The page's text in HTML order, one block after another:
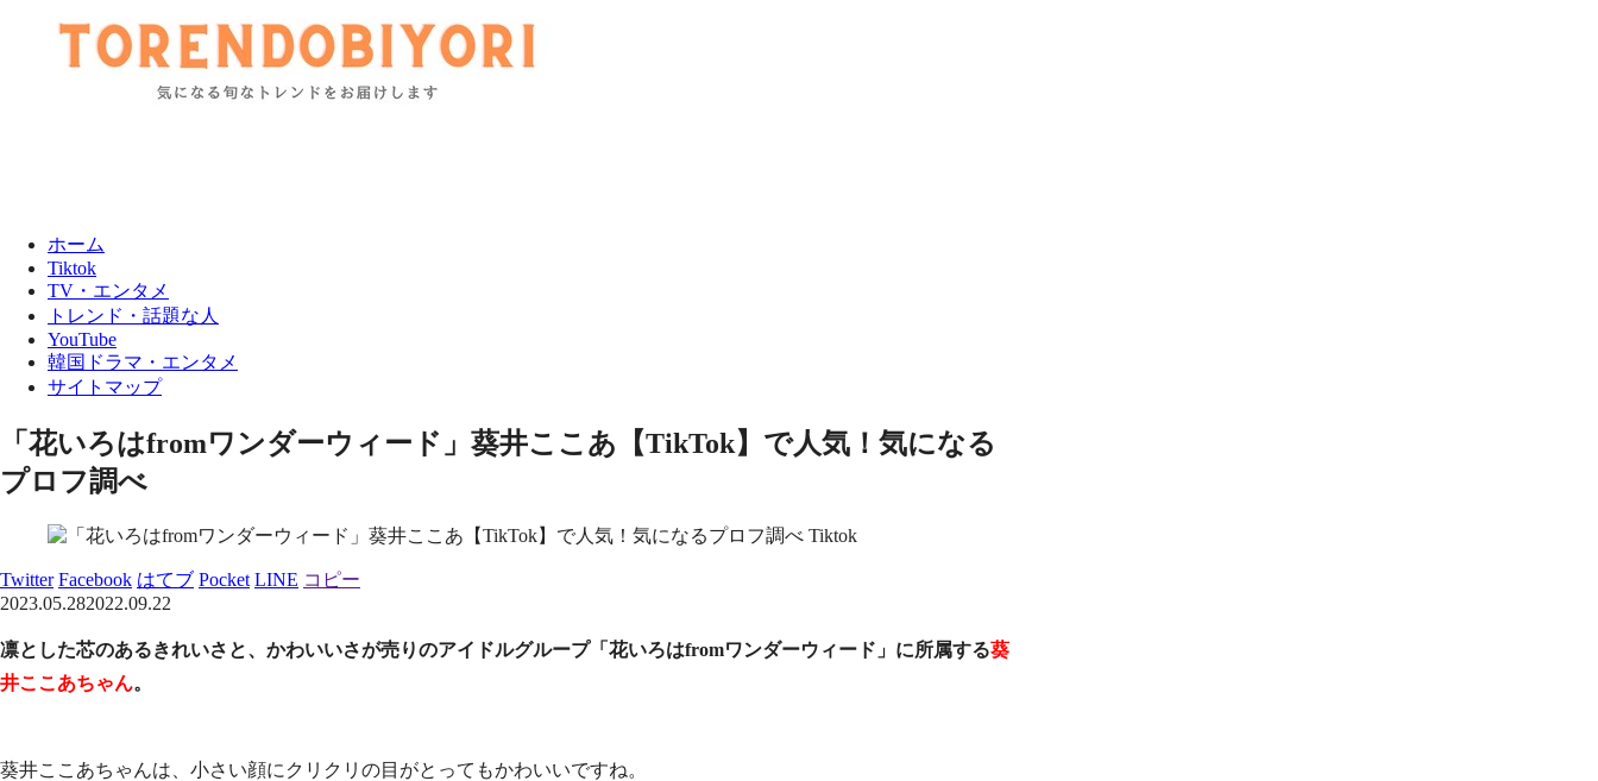
ホーム
Tiktok
TV・エンタメ
トレンド・話題な人
YouTube
韓国ドラマ・エンタメ
サイトマップ
「花いろはfromワンダーウィード」葵井ここあ【TikTok】で人気！気になる
プロフ調べ
Tiktok
Twitter Facebook はてブ Pocket LINE コピー
2023.05.282022.09.22
凛とした芯のあるきれいさと、かわいいさが売りのアイドルグループ「花いろはfromワンダーウィード」に所属する葵
井ここあちゃん。
葵井ここあちゃんは、小さい顔にクリクリの目がとってもかわいいですね。